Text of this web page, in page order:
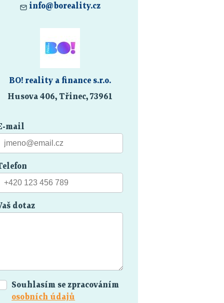
info@boreality.cz
BO! reality a finance s.r.o.
Husova 406, Třinec, 73961
mail
dotaz
Souhlasím se zpracováním
osobních údajů